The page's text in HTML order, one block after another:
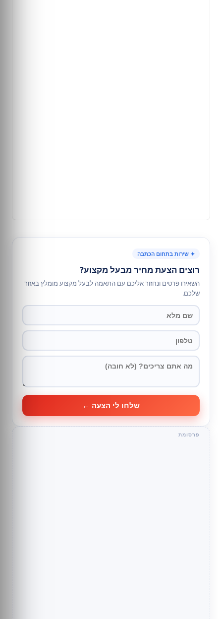
✦ שירות בתחום הכתבה
רוצים הצעת מחיר מבעל מקצוע?
השאירו פרטים ונחזור אליכם עם התאמה לבעל מקצוע מומלץ באזור
שלכם.
שלחו לי הצעה ←